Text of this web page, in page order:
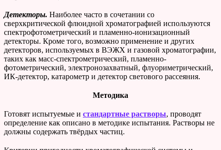
Детекторы. Наиболее часто в сочетании со
сверхкритической флюидной хроматографией используются
спектрофотометрический и пламенно-ионизационный
детекторы. Кроме того, возможно применение и других
детекторов, используемых в ВЭЖХ и газовой хроматографии,
таких как масс-спектрометрический, пламенно-
фотометрический, электронозахватный, флуориметрический,
ИК-детектор, катарометр и детектор светового рассеяния.
Методика
Готовят испытуемые и стандартные растворы, проводят
определение как описано в методике испытания. Растворы не
должны содержать твёрдых частиц.